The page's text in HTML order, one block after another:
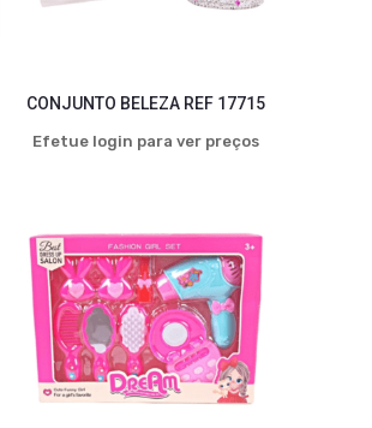
CONJUNTO BELEZA REF 17715
Efetue login para ver preços